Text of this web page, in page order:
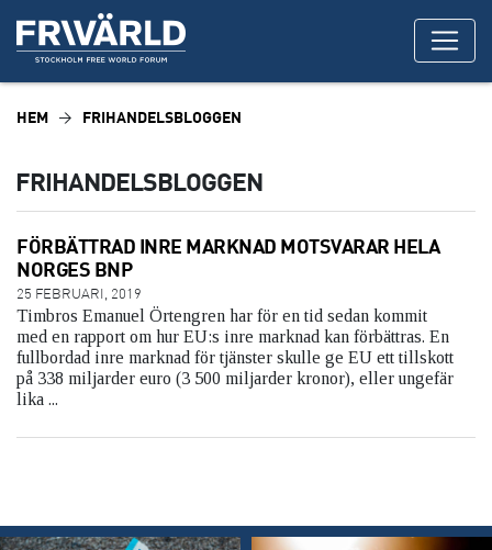
HEM FRIHANDELSBLOGGEN
FRIHANDELSBLOGGEN
FÖRBÄTTRAD INRE MARKNAD MOTSVARAR HELA
NORGES BNP
25 FEBRUARI, 2019
Timbros Emanuel Örtengren har för en tid sedan kommit
med en rapport om hur EU:s inre marknad kan förbättras. En
fullbordad inre marknad för tjänster skulle ge EU ett tillskott
på 338 miljarder euro (3 500 miljarder kronor), eller ungefär
lika ...